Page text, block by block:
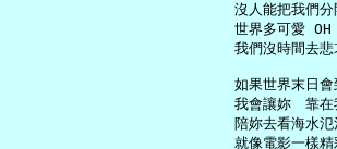
沒人能把我們分
世界多可愛 OH
我們沒時間去悲
如果世界末日會
我會讓妳　靠在
陪妳去看海水氾
就像電影一樣精